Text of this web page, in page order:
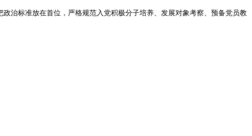
治标准放在首位，严格规范入党积极分子培养、发展对象考察、预备党员教